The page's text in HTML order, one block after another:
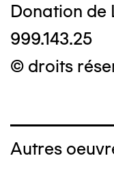
Donation de
999.143.25
© droits
Autres